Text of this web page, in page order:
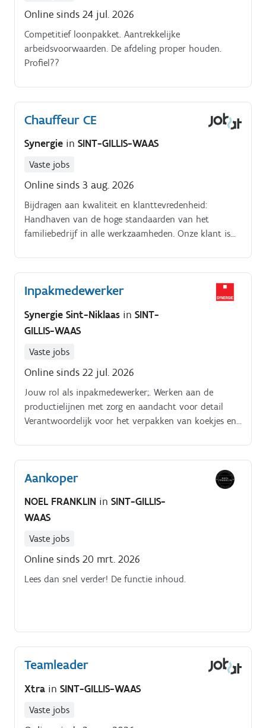
Online sinds 24 jul. 2026
Competitief loonpakket. Aantrekkelijke
arbeidsvoorwaarden. De afdeling proper houden.
Profiel??
Chauffeur CE
Synergie in SINT-GILLIS-WAAS
Vaste jobs
Online sinds 3 aug. 2026
Bijdragen aan kwaliteit en klanttevredenheid:
Handhaven van de hoge standaarden van het
familiebedrijf in alle werkzaamheden. Onze klant is
schroot.
Inpakmedewerker
Synergie Sint-Niklaas in SINT-
GILLIS-WAAS
Vaste jobs
Online sinds 22 jul. 2026
Jouw rol als inpakmedewerker;. Werken aan de
productielijnen met zorg en aandacht voor detail
Verantwoordelijk voor het verpakken van koekjes en
dozen voor een nette presentatie Samenwerken met
het team om ervoor te zorgen dat elke verpakking
perfect is Zorgen voor een vlotte en efficiënte
verzending Onze klant is een gezellig familiebedrijf in
Sint Gillis Waas dat de lekkerste koekjes bakt.
Aankoper
NOEL FRANKLIN in SINT-GILLIS-
WAAS
Vaste jobs
Online sinds 20 mrt. 2026
Lees dan snel verder! De functie inhoud.
Teamleader
Xtra in SINT-GILLIS-WAAS
Vaste jobs